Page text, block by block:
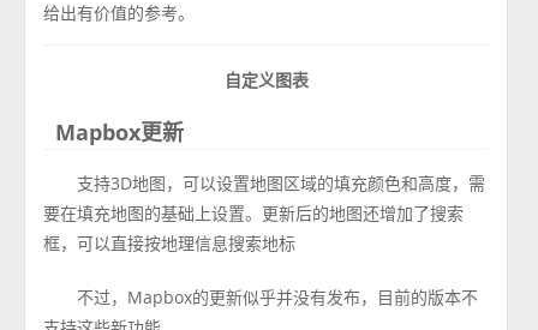
给出有价值的参考。
自定义图表
Mapbox更新
支持3D地图，可以设置地图区域的填充颜色和高度，需
要在填充地图的基础上设置。更新后的地图还增加了搜索
框，可以直接按地理信息搜索地标
不过，Mapbox的更新似乎并没有发布，目前的版本不